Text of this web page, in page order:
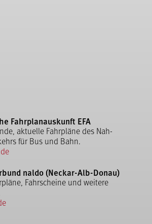
Fahrplanauskunft EFA
aktuelle Fahrpläne des Nah-
für Bus und Bahn.
naldo (Neckar-Alb-Donau)
Fahrscheine und weitere